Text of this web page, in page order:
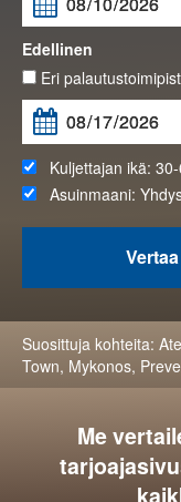
Edellinen
Eri
Kuljettajan ikä:
Asuinmaani:
Suosittuja kohteita:
Town, Mykonos,
Me